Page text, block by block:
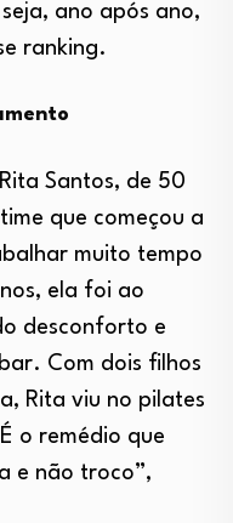
ano após ano,
ranking.
Santos, de 50
que começou a
muito tempo
ela foi ao
desconforto e
Com dois filhos
Rita viu no pilates
o remédio que
e não troco”,